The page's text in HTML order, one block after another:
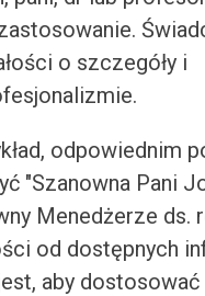
o szczegóły i
odpowiednim
"Szanowna Pani
Menedżerze ds.
od dostępnych
aby